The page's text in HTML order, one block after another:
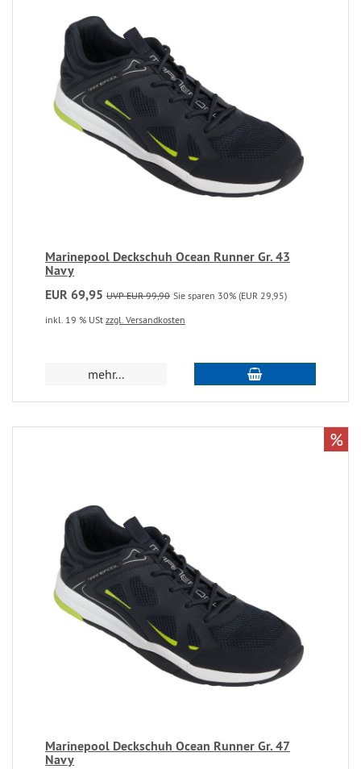
Marinepool Deckschuh Ocean Runner Gr. 43
Navy
EUR 69,95 UVP EUR 99,90 Sie sparen 30% (EUR 29,95)
inkl. 19 % USt zzgl. Versandkosten
mehr...
Marinepool Deckschuh Ocean Runner Gr. 47
Navy
%